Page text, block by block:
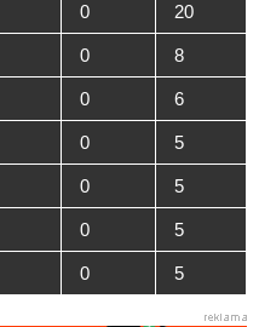
0 20
0 8
0 6
0 5
0 5
0 5
0 5